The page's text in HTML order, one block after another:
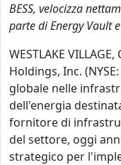
BESS, velocizza
parte di Energy Vault
WESTLAKE
Holdings, Inc.
globale nelle
dell'energia
fornitore di
del settore, oggi
strategico per